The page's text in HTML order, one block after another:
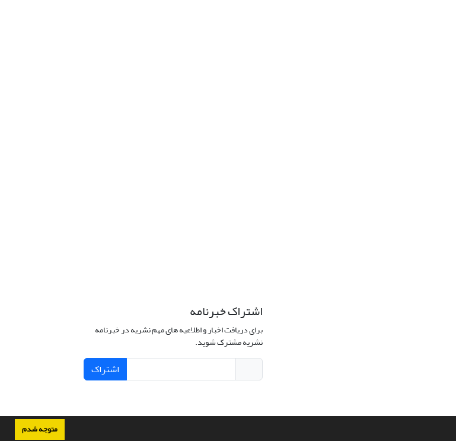
متوجه شدم
اشتراک خبرنامه
برای دریافت اخبار و اطلاعیه های مهم نشریه در خبرنامه
نشریه مشترک شوید.
اشتراک